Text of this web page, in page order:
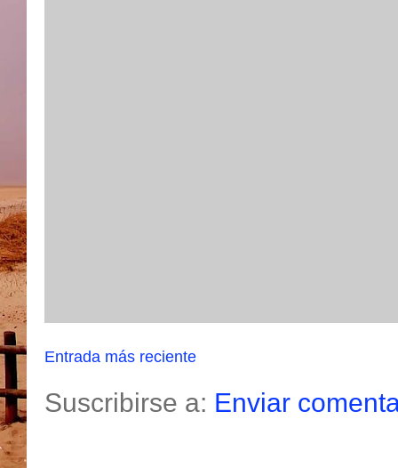
Entrada más reciente
Suscribirse a: Enviar